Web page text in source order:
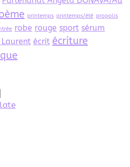
printemps printemps/été propolis
robe rouge sport sérum
Laurent écrit écriture